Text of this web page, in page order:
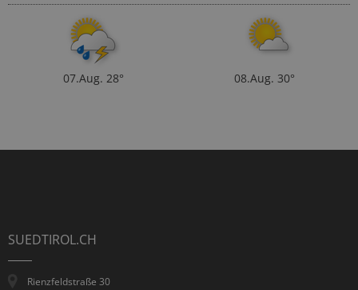
07.Aug. 28° 08.Aug. 30°
SUEDTIROL.CH
Rienzfeldstraße 30